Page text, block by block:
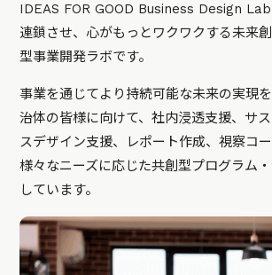
IDEAS FOR GOOD Business Design
連鎖させ、心がもっとワクワクする未来
型事業開発ラボです。
事業を通じてより持続可能な未来の実現
治体の皆様に向けて、社内浸透支援、サ
スデザイン支援、レポート作成、視察コー
様々なニーズに応じた共創型プログラム
しています。